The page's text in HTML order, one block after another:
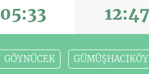
05:33 12:47
GÖYNÜCEK GÜMÜŞHACIKÖY